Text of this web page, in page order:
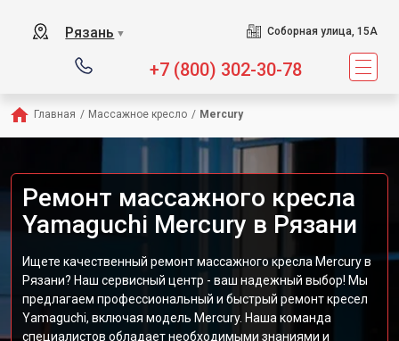
Рязань ▼ Соборная улица, 15А
+7 (800) 302-30-78
Главная / Массажное кресло / Mercury
Ремонт массажного кресла
Yamaguchi Mercury в Рязани
Ищете качественный ремонт массажного кресла Mercury в
Рязани? Наш сервисный центр - ваш надежный выбор! Мы
предлагаем профессиональный и быстрый ремонт кресел
Yamaguchi, включая модель Mercury. Наша команда
специалистов обладает необходимыми знаниями и